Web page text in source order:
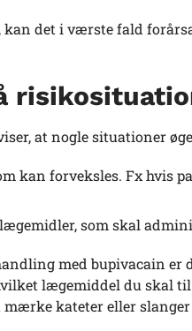
det i værste fald
at nogle situationer
kan forveksles. Fx hvis
som skal
med bupivacain
lægemiddel du skal
kateter eller